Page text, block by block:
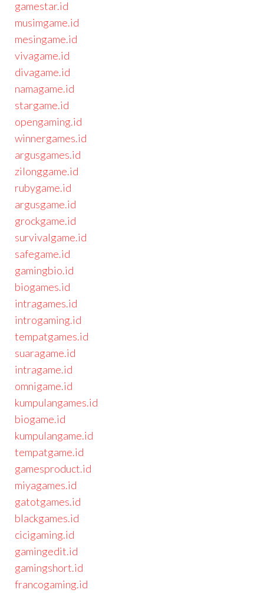
gamestar.id
musimgame.id
mesingame.id
vivagame.id
divagame.id
namagame.id
stargame.id
opengaming.id
winnergames.id
argusgames.id
zilonggame.id
rubygame.id
argusgame.id
grockgame.id
survivalgame.id
safegame.id
gamingbio.id
biogames.id
intragames.id
introgaming.id
tempatgames.id
suaragame.id
intragame.id
omnigame.id
kumpulangames.id
biogame.id
kumpulangame.id
tempatgame.id
gamesproduct.id
miyagames.id
gatotgames.id
blackgames.id
cicigaming.id
gamingedit.id
gamingshort.id
francogaming.id